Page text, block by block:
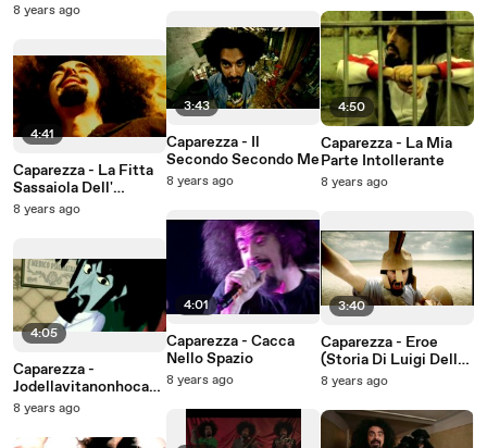
8 years ago
4:41
Caparezza - La Fitta
Sassaiola Dell'
Ingiuria
8 years ago
4:05
Caparezza -
Jodellavitanonhocapi
touncazzo
8 years ago
3:43
Caparezza - Il
Secondo Secondo Me
8 years ago
4:01
Caparezza - Cacca
Nello Spazio
8 years ago
4:50
Caparezza - La Mia
Parte Intollerante
8 years ago
3:40
Caparezza - Eroe
(Storia Di Luigi Delle
Bicocche)
8 years ago